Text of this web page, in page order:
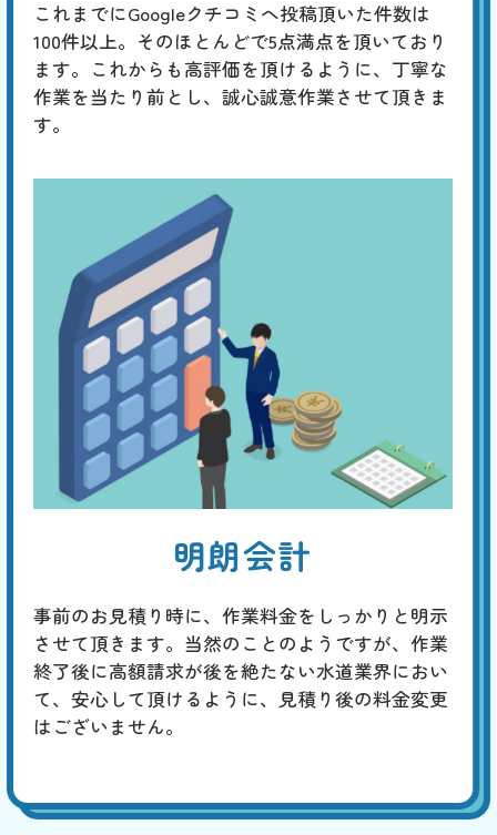
これまでにGoogleクチコミへ投稿頂いた件数は
100件以上。そのほとんどで5点満点を頂いており
ます。これからも高評価を頂けるように、丁寧な
作業を当たり前とし、誠心誠意作業させて頂きま
す。
明朗会計
事前のお見積り時に、作業料金をしっかりと明示
させて頂きます。当然のことのようですが、作業
終了後に高額請求が後を絶たない水道業界におい
て、安心して頂けるように、見積り後の料金変更
はございません。